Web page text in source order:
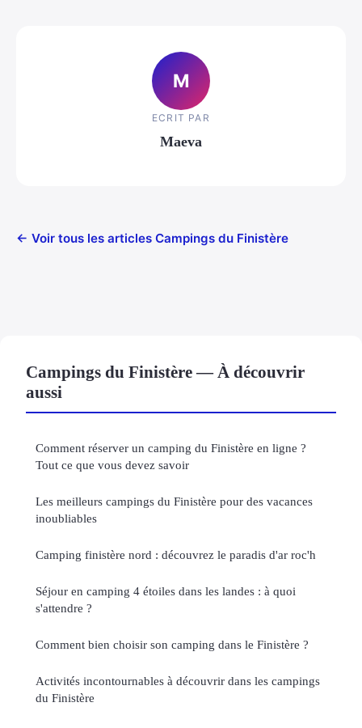
M
ECRIT PAR
Maeva
← Voir tous les articles Campings du Finistère
Campings du Finistère — À découvrir
aussi
Comment réserver un camping du Finistère en ligne ?
Tout ce que vous devez savoir
Les meilleurs campings du Finistère pour des vacances
inoubliables
Camping finistère nord : découvrez le paradis d'ar roc'h
Séjour en camping 4 étoiles dans les landes : à quoi
s'attendre ?
Comment bien choisir son camping dans le Finistère ?
Activités incontournables à découvrir dans les campings
du Finistère